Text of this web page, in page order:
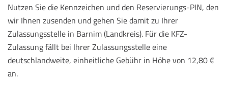
Nutzen Sie die Kennzeichen und den Reservierungs-PIN, den
wir Ihnen zusenden und gehen Sie damit zu Ihrer
Zulassungsstelle in Barnim (Landkreis). Für die KFZ-
Zulassung fällt bei Ihrer Zulassungsstelle eine
deutschlandweite, einheitliche Gebühr in Höhe von 12,80 €
an.